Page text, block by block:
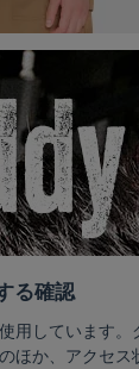
用しています。
ほか、アクセス